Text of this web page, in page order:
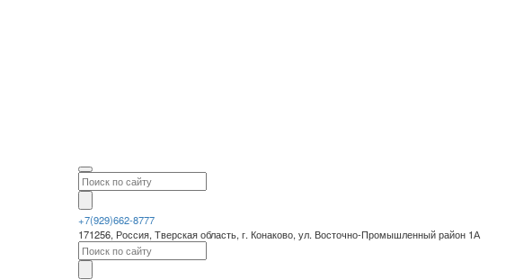
+7(929)662-8777
171256, Россия, Тверская область, г. Конаково, ул. Восточно-Промышленный район 1А